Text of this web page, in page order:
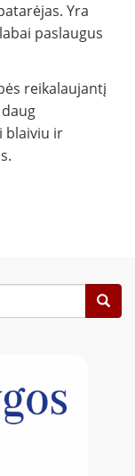
Yra
paslaugus
reikalaujantį
blaiviu ir